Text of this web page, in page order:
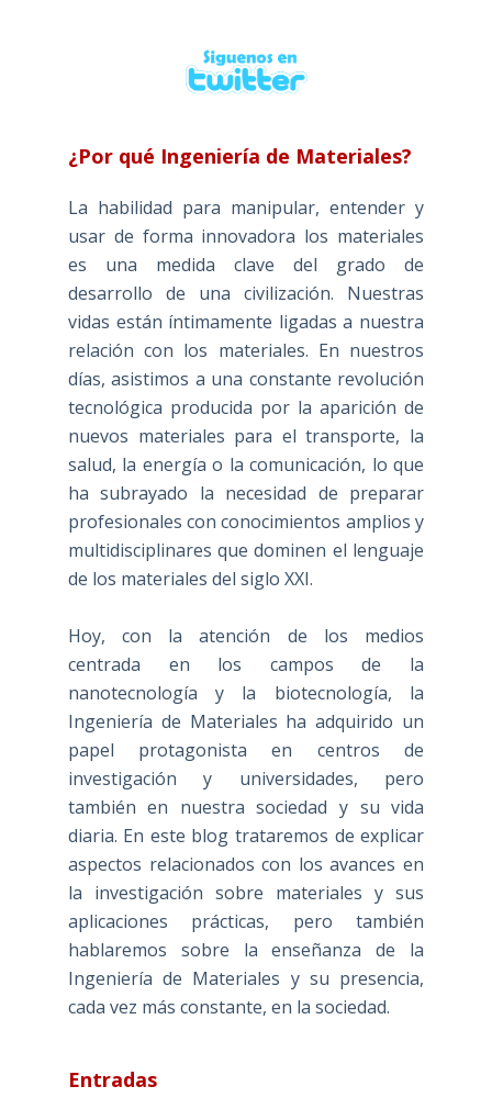
¿Por qué Ingeniería de Materiales?
La habilidad para manipular, entender y
usar de forma innovadora los materiales
es una medida clave del grado de
desarrollo de una civilización. Nuestras
vidas están íntimamente ligadas a nuestra
relación con los materiales. En nuestros
días, asistimos a una constante revolución
tecnológica producida por la aparición de
nuevos materiales para el transporte, la
salud, la energía o la comunicación, lo que
ha subrayado la necesidad de preparar
profesionales con conocimientos amplios y
multidisciplinares que dominen el lenguaje
de los materiales del siglo XXI.
Hoy, con la atención de los medios
centrada en los campos de la
nanotecnología y la biotecnología, la
Ingeniería de Materiales ha adquirido un
papel protagonista en centros de
investigación y universidades, pero
también en nuestra sociedad y su vida
diaria. En este blog trataremos de explicar
aspectos relacionados con los avances en
la investigación sobre materiales y sus
aplicaciones prácticas, pero también
hablaremos sobre la enseñanza de la
Ingeniería de Materiales y su presencia,
cada vez más constante, en la sociedad.
Entradas